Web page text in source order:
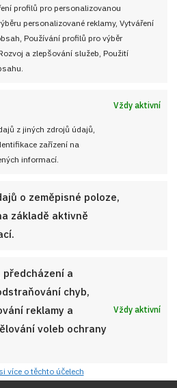
profilů pro personalizovanou
personalizované reklamy, Vytváření
Používání profilů pro výběr
a zlepšování služeb, Použití
Vždy aktivní
z jiných zdrojů údajů,
zařízení na
informací.
o zeměpisné poloze,
základě aktivně
a
chyb,
reklamy a
voleb ochrany
Vždy aktivní
více o těchto účelech
pletýnky, které
říkáte? A víte, že si je můžete